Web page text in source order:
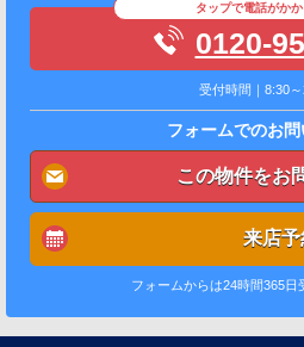
タップで電話がか
0120-
受付時間｜8:30
フォームでのお
この物件をお
来店予
フォームからは24時間365日